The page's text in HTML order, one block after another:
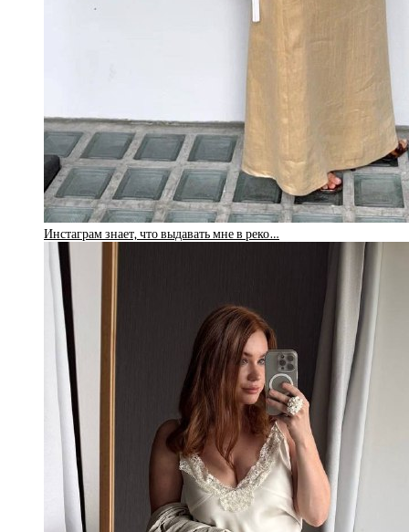
Инстаграм знает, что выдавать мне в реко…